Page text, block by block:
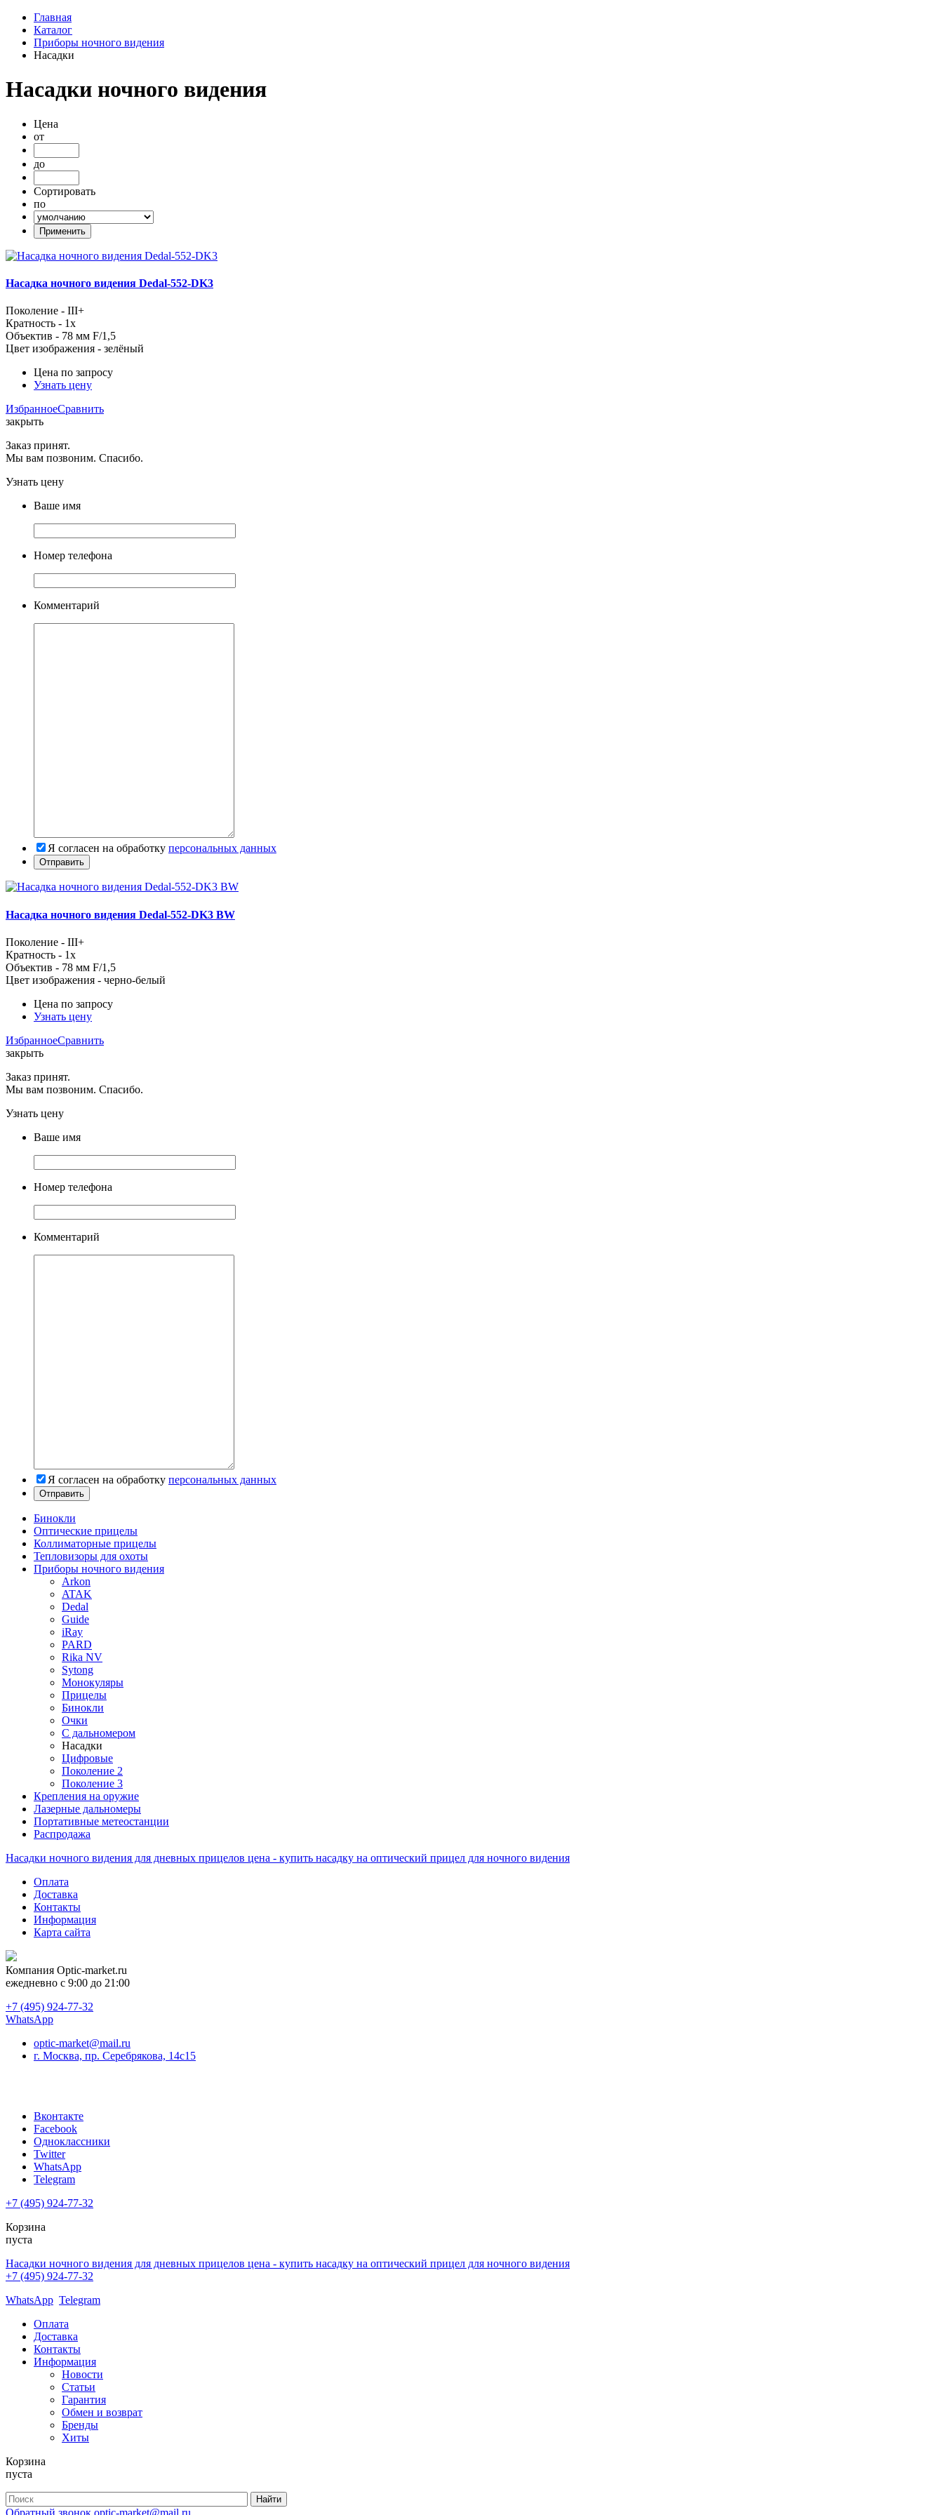
Главная
Каталог
Приборы ночного видения
Насадки
Насадки ночного видения
Цена
от
до
Сортировать
по
Насадка ночного видения Dedal-552-DK3
Поколение - III+
Кратность - 1x
Объектив - 78 мм F/1,5
Цвет изображения - зелёный
Цена по запросу
Узнать цену
ИзбранноеСравнить
закрыть
Заказ принят.
Мы вам позвоним. Спасибо.
Узнать цену
Ваше имя
Номер телефона
Комментарий
Я согласен на обработку персональных данных
Насадка ночного видения Dedal-552-DK3 BW
Поколение - III+
Кратность - 1x
Объектив - 78 мм F/1,5
Цвет изображения - черно-белый
Цена по запросу
Узнать цену
ИзбранноеСравнить
закрыть
Заказ принят.
Мы вам позвоним. Спасибо.
Узнать цену
Ваше имя
Номер телефона
Комментарий
Я согласен на обработку персональных данных
Бинокли
Оптические прицелы
Коллиматорные прицелы
Тепловизоры для охоты
Приборы ночного видения
Arkon
ATAK
Dedal
Guide
iRay
PARD
Rika NV
Sytong
Монокуляры
Прицелы
Бинокли
Очки
С дальномером
Насадки
Цифровые
Поколение 2
Поколение 3
Крепления на оружие
Лазерные дальномеры
Портативные метеостанции
Распродажа
Насадки ночного видения для дневных прицелов цена - купить насадку на оптический прицел для ночного видения
Оплата
Доставка
Контакты
Информация
Карта сайта
Компания Optic-market.ru
ежедневно с 9:00 до 21:00
+7 (495) 924-77-32
WhatsApp
optic-market@mail.ru
г. Москва, пр. Серебрякова, 14с15
Вконтакте
Facebook
Одноклассники
Twitter
WhatsApp
Telegram
+7 (495) 924-77-32
Корзина
пуста
Насадки ночного видения для дневных прицелов цена - купить насадку на оптический прицел для ночного видения
+7 (495) 924-77-32
WhatsApp Telegram
Оплата
Доставка
Контакты
Информация
Новости
Статьи
Гарантия
Обмен и возврат
Бренды
Хиты
Корзина
пуста
Обратный звонок optic-market@mail.ru